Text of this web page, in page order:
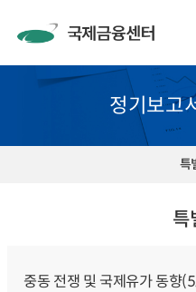
정기보고
특
특
중동 전쟁 및 국제유가 동향